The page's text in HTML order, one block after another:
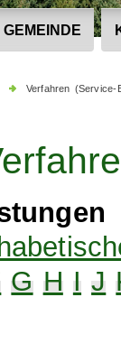
Verfahren (Service-
G H I J